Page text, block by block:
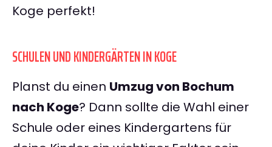
Koge perfekt!
SCHULEN UND KINDERGÄRTEN IN KOGE
Planst du einen Umzug von Bochum
nach Koge? Dann sollte die Wahl einer
Schule oder eines Kindergartens für